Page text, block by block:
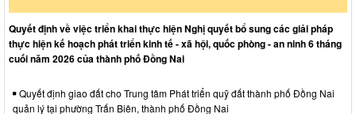
Quyết định về việc triển khai thực hiện Nghị quyết bổ sung các giải pháp
thực hiện kế hoạch phát triển kinh tế - xã hội, quốc phòng - an ninh 6 tháng
cuối năm 2026 của thành phố Đồng Nai
Quyết định giao đất cho Trung tâm Phát triển quỹ đất thành phố Đồng Nai
quản lý tại phường Trấn Biên, thành phố Đồng Nai